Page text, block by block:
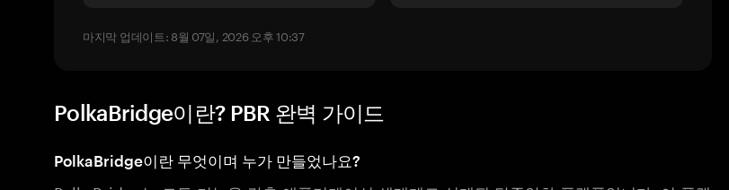
마지막 업데이트: 8월 07일, 2026 오후 10:37
PolkaBridge이란? PBR 완벽 가이드
PolkaBridge이란 무엇이며 누가 만들었나요?